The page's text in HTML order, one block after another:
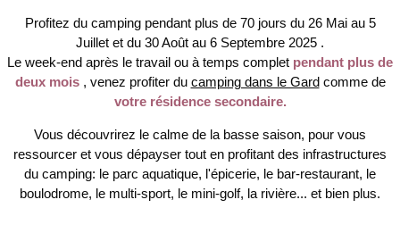
Profitez du camping pendant plus de 70 jours du 26 Mai au 5
Juillet et du 30 Août au 6 Septembre 2025 .
Le week-end après le travail ou à temps complet pendant plus de
deux mois , venez profiter du camping dans le Gardcomme de
votre résidence secondaire.
Vous découvrirez le calme de la basse saison, pour vous
ressourcer et vous dépayser tout en profitant des infrastructures
du camping: le parc aquatique, l'épicerie, le bar-restaurant, le
boulodrome, le multi-sport, le mini-golf, la rivière... et bien plus.